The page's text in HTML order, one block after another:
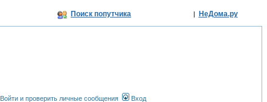
Поиск попутчика | НеДома.ру
Войти и проверить личные сообщения Вход